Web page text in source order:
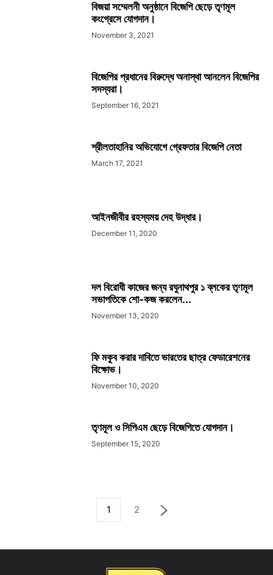
বিজয়া সম্মেলনী অনুষ্ঠানে বিজেপি ছেড়ে তৃণমূল
কংগ্রেসে যোগদান।
November 3, 2021
বিজেপির প্রধানের বিরুদ্ধে অনাস্থা আনলেন বিজেপির
সদস্যরা।
September 16, 2021
শ্রীলতাহানির অভিযোগে গ্রেফতার বিজেপি নেতা
March 17, 2021
আইনজীবীর রহস্যময় দেহ উদ্ধার।
December 11, 2020
দল বিরোধী কাজের জন্য রঘুনাথপুর ১ ব্লকের তৃণমূল
সভাপতিকে শো-কজ করলেন...
November 13, 2020
ফি মকুব করার দাবিতে ভারতের ছাত্র ফেডারেশনের
বিক্ষোভ।
November 10, 2020
তৃণমূল ও সিপিএম ছেড়ে বিজেপিতে যোগদান।
September 15, 2020
1 2